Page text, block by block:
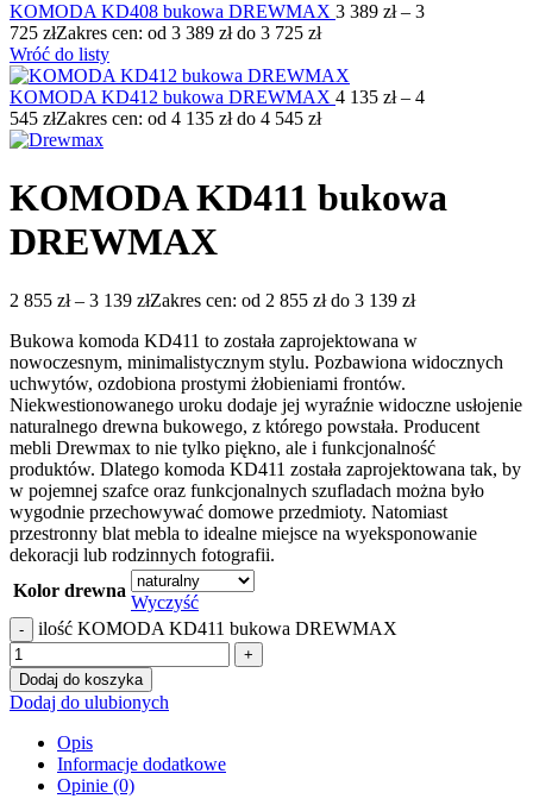
KOMODA KD408 bukowa DREWMAX 3 389 zł – 3
725 złZakres cen: od 3 389 zł do 3 725 zł
Wróć do listy
KOMODA KD412 bukowa DREWMAX 4 135 zł – 4
545 złZakres cen: od 4 135 zł do 4 545 zł
KOMODA KD411 bukowa
DREWMAX
2 855 zł – 3 139 złZakres cen: od 2 855 zł do 3 139 zł
Bukowa komoda KD411 to została zaprojektowana w
nowoczesnym, minimalistycznym stylu. Pozbawiona widocznych
uchwytów, ozdobiona prostymi żłobieniami frontów.
Niekwestionowanego uroku dodaje jej wyraźnie widoczne usłojenie
naturalnego drewna bukowego, z którego powstała. Producent
mebli Drewmax to nie tylko piękno, ale i funkcjonalność
produktów. Dlatego komoda KD411 została zaprojektowana tak, by
w pojemnej szafce oraz funkcjonalnych szufladach można było
wygodnie przechowywać domowe przedmioty. Natomiast
przestronny blat mebla to idealne miejsce na wyeksponowanie
dekoracji lub rodzinnych fotografii.
Kolor drewna
Wyczyść
ilość KOMODA KD411 bukowa DREWMAX
Dodaj do koszyka
Dodaj do ulubionych
Opis
Informacje dodatkowe
Opinie (0)